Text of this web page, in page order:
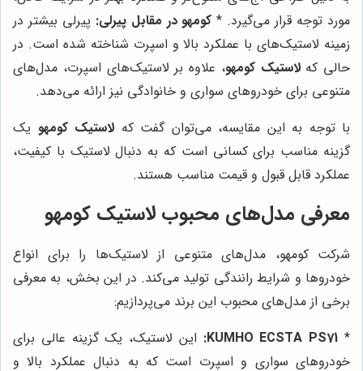
مورد توجه قرار می‌گیرد. * کومهو در مقابل پیرلی: پیرلی بیشتر در
زمینه لاستیک‌های با عملکرد بالا و اسپرت شناخته شده است. در
حالی کهلاستیک کومهو، علاوه بر لاستیک‌های اسپرت، مدل‌های
متنوعی برای خودروهای سواری و خانوادگی نیز ارائه می‌دهد.
با توجه به این مقایسه، می‌توان گفت که لاستیک کومهو یک
گزینه مناسب برای کسانی است که به دنبال لاستیک با کیفیت،
عملکرد قابل قبول و قیمت مناسب هستند.
معرفی مدل‌های محبوب لاستیک کومهو
شرکت کومهو، مدل‌های متنوعی از لاستیک‌ها را برای انواع
خودروها و شرایط رانندگی تولید می‌کند. در این بخش، به معرفی
برخی از مدل‌های محبوب این برند می‌پردازیم:
*
KUMHO ECSTA PS71: این لاستیک، یک گزینه عالی برای
خودروهای سواری و اسپرت است که به دنبال عملکرد بالا و